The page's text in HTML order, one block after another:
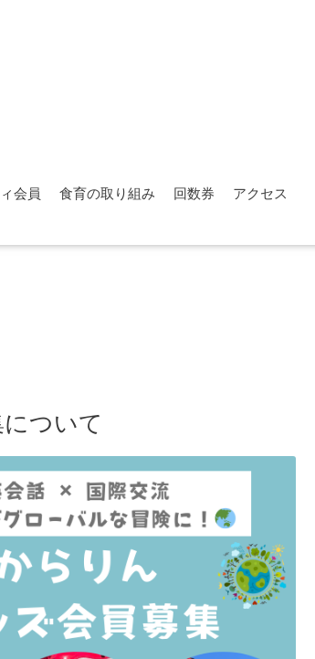
会員 食育の取り組み 回数券
アクセス
ついて